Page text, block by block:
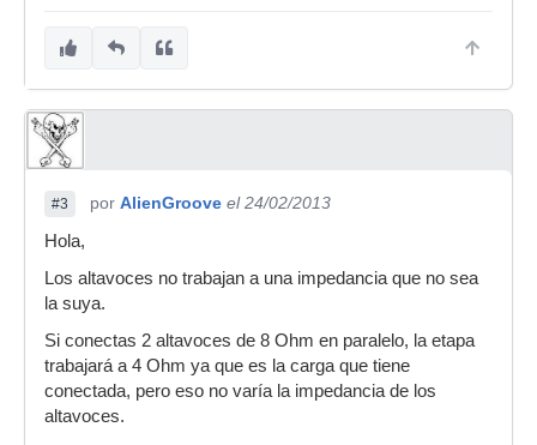
#3 por AlienGroove el 24/02/2013
Hola,
Los altavoces no trabajan a una impedancia que no sea
la suya.
Si conectas 2 altavoces de 8 Ohm en paralelo, la etapa
trabajará a 4 Ohm ya que es la carga que tiene
conectada, pero eso no varía la impedancia de los
altavoces.